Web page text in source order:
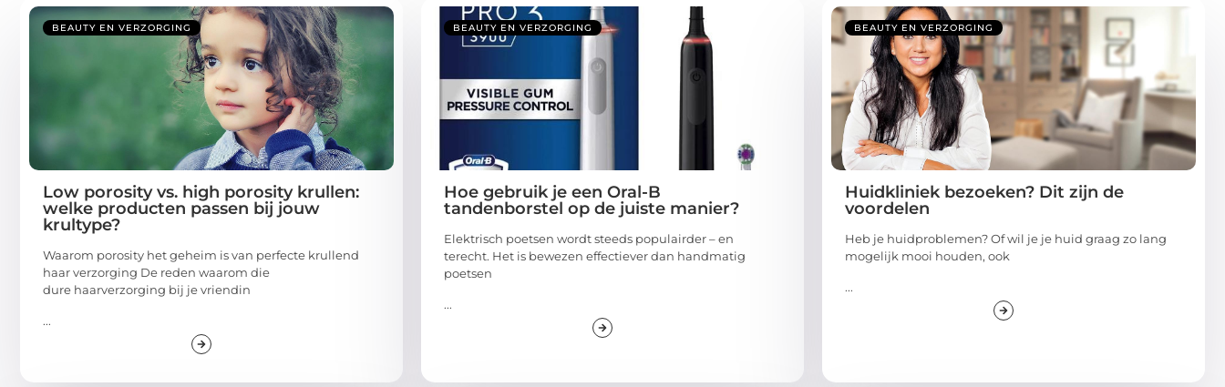
BEAUTY EN VERZORGING
Low porosity vs. high porosity krullen:
welke producten passen bij jouw
krultype?
Waarom porosity het geheim is van perfecte krullend
haar verzorging De reden waarom die
dure haarverzorging bij je vriendin
...
BEAUTY EN VERZORGING
Hoe gebruik je een Oral-B
tandenborstel op de juiste manier?
Elektrisch poetsen wordt steeds populairder – en
terecht. Het is bewezen effectiever dan handmatig
poetsen
...
BEAUTY EN VERZORGING
Huidkliniek bezoeken? Dit zijn de
voordelen
Heb je huidproblemen? Of wil je je huid graag zo lang
mogelijk mooi houden, ook
...